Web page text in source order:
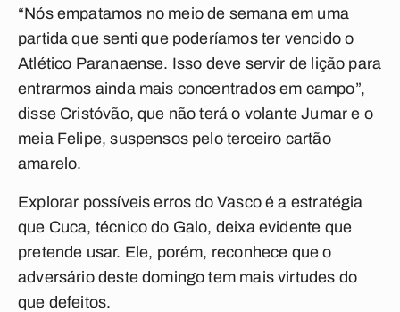
“Nós empatamos no meio de semana em uma
partida que senti que poderíamos ter vencido o
Atlético Paranaense. Isso deve servir de lição para
entrarmos ainda mais concentrados em campo”,
disse Cristóvão, que não terá o volante Jumar e o
meia Felipe, suspensos pelo terceiro cartão
amarelo.
Explorar possíveis erros do Vasco é a estratégia
que Cuca, técnico do Galo, deixa evidente que
pretende usar. Ele, porém, reconhece que o
adversário deste domingo tem mais virtudes do
que defeitos.